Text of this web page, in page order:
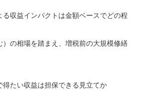
る収益インパクトは金額ベースでどの程
）の相場を踏まえ、増税前の大規模修繕
得たい収益は担保できる見立てか